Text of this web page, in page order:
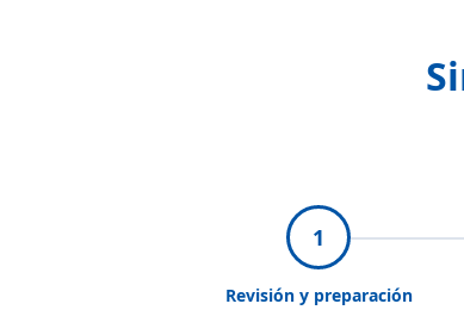
1
Revisión y preparación